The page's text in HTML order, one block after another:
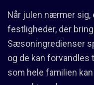
Når julen nærmer sig,
festligheder, der
Sæsoningredienser
og de kan forvandles
som hele familien